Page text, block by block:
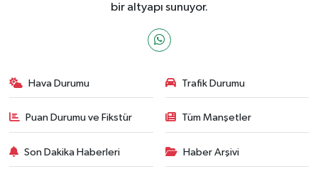
bir altyapı sunuyor.
Hava Durumu Trafik Durumu
Puan Durumu ve Fikstür Tüm Manşetler
Son Dakika Haberleri Haber Arşivi